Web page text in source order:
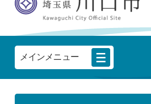
メインメニュー